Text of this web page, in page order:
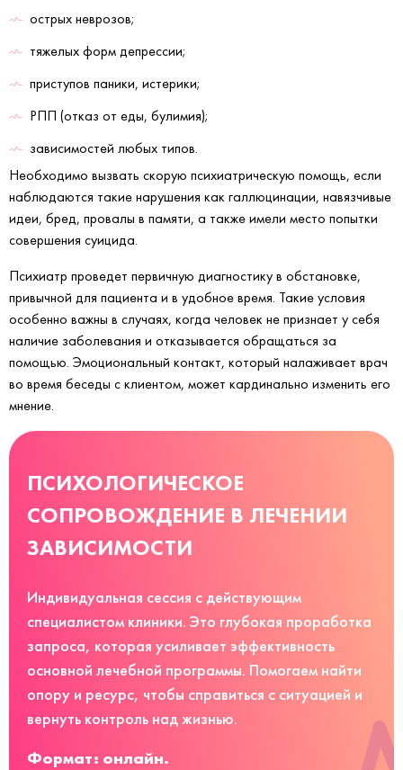
острых неврозов;
тяжелых форм депрессии;
приступов паники, истерики;
РПП (отказ от еды, булимия);
зависимостей любых типов.
Необходимо вызвать скорую психиатрическую помощь, если
наблюдаются такие нарушения как галлюцинации, навязчивые
идеи, бред, провалы в памяти, а также имели место попытки
совершения суицида.
Психиатр проведет первичную диагностику в обстановке,
привычной для пациента и в удобное время. Такие условия
особенно важны в случаях, когда человек не признает у себя
наличие заболевания и отказывается обращаться за
помощью. Эмоциональный контакт, который налаживает врач
во время беседы с клиентом, может кардинально изменить его
мнение.
ПСИХОЛОГИЧЕСКОЕ
СОПРОВОЖДЕНИЕ В ЛЕЧЕНИИ
ЗАВИСИМОСТИ
Индивидуальная сессия с действующим
специалистом клиники. Это глубокая проработка
запроса, которая усиливает эффективность
основной лечебной программы. Помогаем найти
опору и ресурс, чтобы справиться с ситуацией и
вернуть контроль над жизнью.
Формат: онлайн.